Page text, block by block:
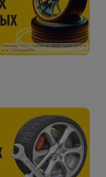
Реклама. ООО "Адвента". ИНН 7448150516
erid: 2VtzqueAFfK